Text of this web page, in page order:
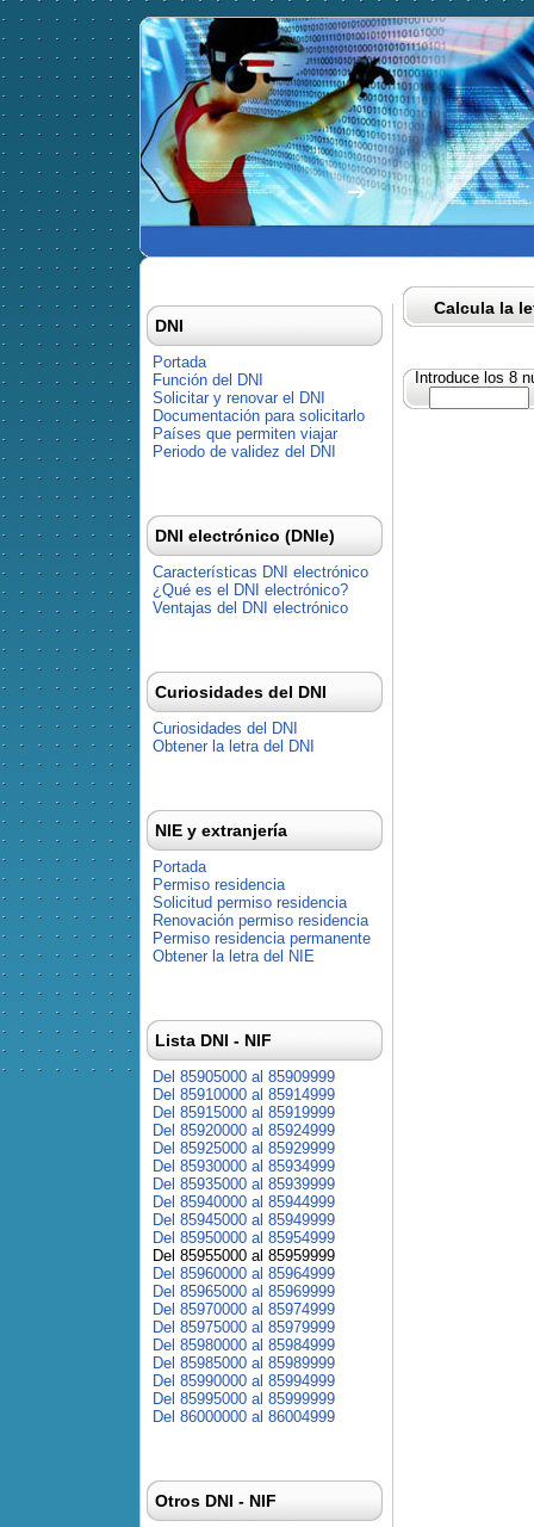
Calcula la
Introduce los 8
DNI
Portada
Función del DNI
Solicitar y renovar el DNI
Documentación para solicitarlo
Países que permiten viajar
Periodo de validez del DNI
DNI electrónico (DNIe)
Características DNI electrónico
¿Qué es el DNI electrónico?
Ventajas del DNI electrónico
Curiosidades del DNI
Curiosidades del DNI
Obtener la letra del DNI
NIE y extranjería
Portada
Permiso residencia
Solicitud permiso residencia
Renovación permiso residencia
Permiso residencia permanente
Obtener la letra del NIE
Lista DNI - NIF
Del 85905000 al 85909999
Del 85910000 al 85914999
Del 85915000 al 85919999
Del 85920000 al 85924999
Del 85925000 al 85929999
Del 85930000 al 85934999
Del 85935000 al 85939999
Del 85940000 al 85944999
Del 85945000 al 85949999
Del 85950000 al 85954999
Del 85955000 al 85959999
Del 85960000 al 85964999
Del 85965000 al 85969999
Del 85970000 al 85974999
Del 85975000 al 85979999
Del 85980000 al 85984999
Del 85985000 al 85989999
Del 85990000 al 85994999
Del 85995000 al 85999999
Del 86000000 al 86004999
Otros DNI - NIF